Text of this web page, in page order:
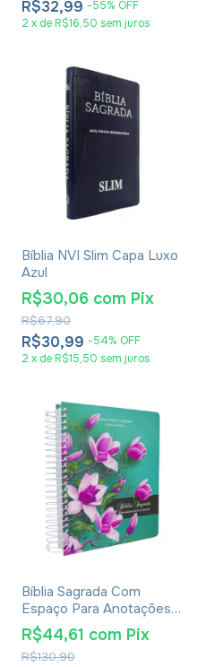
R$32,99 -55% OFF
2 x de R$16,50 sem juros
Bíblia NVI Slim Capa Luxo
Azul
R$30,99 -54% OFF
R$67,90
R$30,06 com Pix
2 x de R$15,50 sem juros
Bíblia Sagrada Com
Espaço Para Anotações
Harpa Avivada E Corinhos
Flores Pink
R$130,90
R$44,61 com Pix